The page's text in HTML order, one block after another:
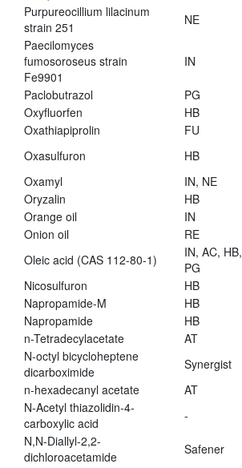
Purpureocillium lilacinum
strain 251
NE
Paecilomyces
fumosoroseus strain
Fe9901
IN
Paclobutrazol PG
Oxyfluorfen
HB
Oxathiapiprolin
FU
Oxasulfuron
HB
Oxamyl
IN, NE
Oryzalin
HB
Orange oil
IN
Onion oil
RE
Oleic acid (CAS 112-80-1)
IN, AC, HB,
PG
Nicosulfuron
HB
Napropamide-M
HB
Napropamide
HB
n-Tetradecylacetate
AT
N-octyl bicycloheptene
dicarboximide
Synergist
n-hexadecanyl acetate
AT
N-Acetyl thiazolidin-4-
carboxylic acid
-
N,N-Diallyl-2,2-
dichloroacetamide
Safener